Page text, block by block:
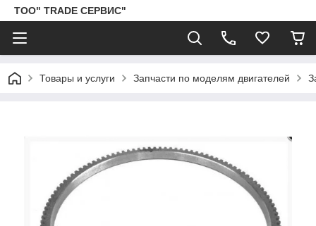
ТОО" TRADE СЕРВИС"
Товары и услуги Запчасти по моделям двигателей